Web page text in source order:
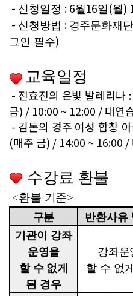
- 신청일정 : 6월 16일 (월 )
- 신청방법 : 경주문화재
그인 필수)
교육일정
- 전효진의 은빛 발레리나
금) / 10:00 ~ 12:00 / 대연
- 김돈의 경주 여성 합창
(매주 금) / 14:00 ~ 16:00 /
수강료 환불
<환불 기준>
구분 반환사유
기관이 강좌
운영을
할 수 없게
된 경우
강좌운
할 수 없